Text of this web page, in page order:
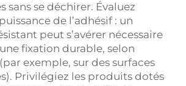
sans se déchirer. Évaluez
de l’adhésif : un
peut s’avérer nécessaire
fixation durable, selon
exemple, sur des surfaces
Privilégiez les produits dotés